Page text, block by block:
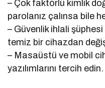
– Çok faktörlü kimlik
parolanız çalınsa bile
– Güvenlik ihlali şüphesi
temiz bir cihazdan
– Masaüstü ve mobil
yazılımlarını tercih edin.